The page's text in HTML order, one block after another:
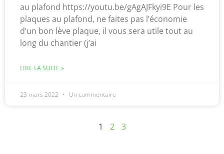
au plafond https://youtu.be/gAgAJFkyi9E Pour les
plaques au plafond, ne faites pas l’économie
d’un bon lève plaque, il vous sera utile tout au
long du chantier (j’ai
LIRE LA SUITE »
23 mars 2022 Un commentaire
1 2 3